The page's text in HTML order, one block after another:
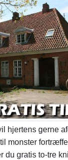
hjertens gerne
monster
du gratis to-tre